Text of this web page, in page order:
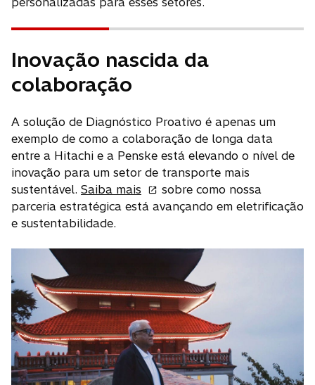
Inovação nascida da
colaboração
A solução de Diagnóstico Proativo é apenas um
exemplo de como a colaboração de longa data
entre a Hitachi e a Penske está elevando o nível de
inovação para um setor de transporte mais
sustentável. Saiba mais
b
u
m
a
n
o
sobre como nossa
parceria estratégica está avançando em eletrificação
e sustentabilidade.